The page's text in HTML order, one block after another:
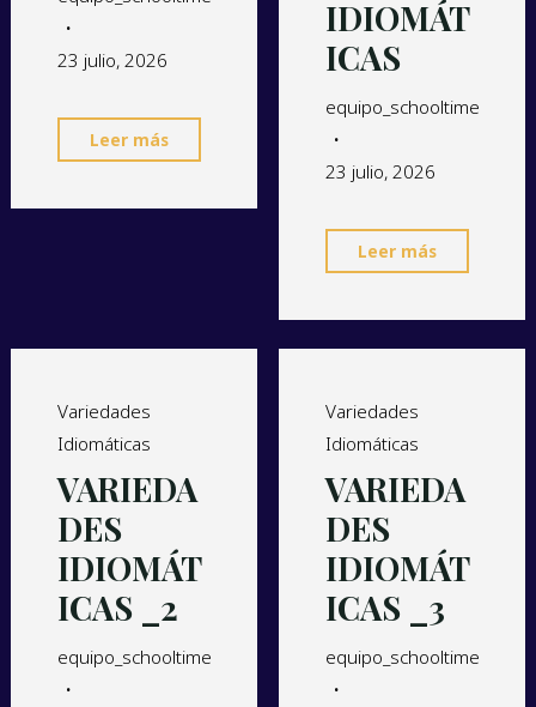
23 julio, 2026
Leer más
IDIOMÁT
ICAS
equipo_schooltime
23 julio, 2026
Leer más
Variedades
Idiomáticas
VARIEDA
DES
IDIOMÁT
ICAS _2
equipo_schooltime
Variedades
Idiomáticas
VARIEDA
DES
IDIOMÁT
ICAS _3
equipo_schooltime